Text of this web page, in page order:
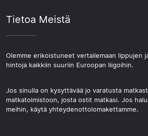
Tietoa Meistä
Olemme erikoistuneet vertailemaan lippujen
hintoja kaikkiin suuriin Euroopan liigoihin.
Jos sinulla on kysyttävää jo varatusta
matkatoimistoon, josta ostit matkasi. Jos
meihin, käytä yhteydenottolomakettamme.